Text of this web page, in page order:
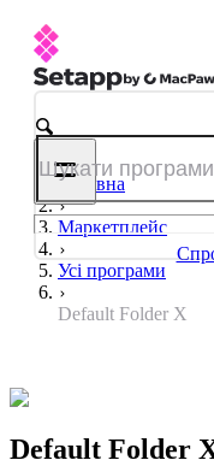
Головна
Маркетплейс
Усі програми
Default Folder X
Default Folder